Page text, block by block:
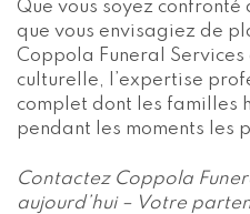
Que vous soyez
que vous envisagiez de
Coppola Funeral
culturelle, l’expertise
complet dont les familles
pendant les moments les
Contactez Coppola
aujourd’hui – Votre